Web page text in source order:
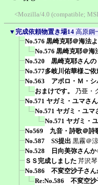
<Mozilla/4.0 (compatible;
▼ 完成依頼物置き場14 高原鋼
No.576 黒崎克耶＠海法
No.576 黒崎克耶＠海
No.520 黒崎克耶さんの
No.577多岐川佑華様ご
No.563 アポロ・Ｍ・シ
おまけです。
乃亜・
No.571 ヤガミ・ユマさ
No.571 ヤガミ・ユマ
No.571 ヤガミ・
No569 九音・詩歌＠詩
No.587 SS提出 黒霧＠
No.528 日向美弥さんか
ＳＳ完成しました 芹沢
No.586 不変空沙子さん
Re:No.586 不変空沙